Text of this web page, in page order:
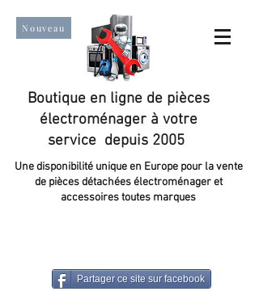
Nouveau
Boutique en ligne de pièces
électroménager à votre
service depuis 2005
Une disponibilité unique en Europe pour la vente
de pièces détachées électroménager et
accessoires toutes marques
Partager ce site sur facebook